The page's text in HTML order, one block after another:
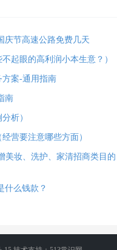
庆节高速公路免费几天
起眼的高利润小本生意？）
方案-通用指南
南
析）
营要注意哪些方面）
美妆、洗护、家清招商类目的
什么钱款？